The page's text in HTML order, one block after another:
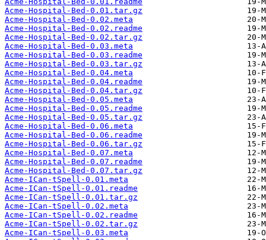
Acme-Hospital-Bed-0.01.tar.gz
Acme-Hospital-Bed-0.02.meta
Acme-Hospital-Bed-0.02.readme
Acme-Hospital-Bed-0.02.tar.gz
Acme-Hospital-Bed-0.03.meta
Acme-Hospital-Bed-0.03.readme
Acme-Hospital-Bed-0.03.tar.gz
Acme-Hospital-Bed-0.04.meta
Acme-Hospital-Bed-0.04.readme
Acme-Hospital-Bed-0.04.tar.gz
Acme-Hospital-Bed-0.05.meta
Acme-Hospital-Bed-0.05.readme
Acme-Hospital-Bed-0.05.tar.gz
Acme-Hospital-Bed-0.06.meta
Acme-Hospital-Bed-0.06.readme
Acme-Hospital-Bed-0.06.tar.gz
Acme-Hospital-Bed-0.07.meta
Acme-Hospital-Bed-0.07.readme
Acme-Hospital-Bed-0.07.tar.gz
Acme-ICan-tSpell-0.01.meta
Acme-ICan-tSpell-0.01.readme
Acme-ICan-tSpell-0.01.tar.gz
Acme-ICan-tSpell-0.02.meta
Acme-ICan-tSpell-0.02.readme
Acme-ICan-tSpell-0.02.tar.gz
Acme-ICan-tSpell-0.03.meta